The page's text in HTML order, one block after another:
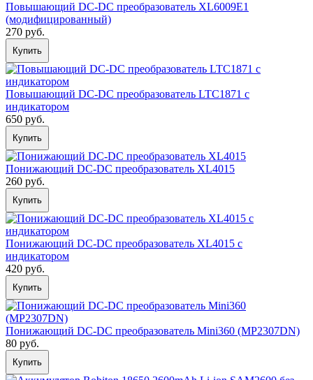
Повышающий DC-DС преобразователь XL6009E1
(модифицированный)
270 руб.
Купить
Повышающий DC-DС преобразователь LTC1871 с
индикатором
650 руб.
Купить
Понижающий DC-DС преобразователь XL4015
260 руб.
Купить
Понижающий DC-DС преобразователь XL4015 с
индикатором
420 руб.
Купить
Понижающий DC-DC преобразователь Mini360 (MP2307DN)
80 руб.
Купить